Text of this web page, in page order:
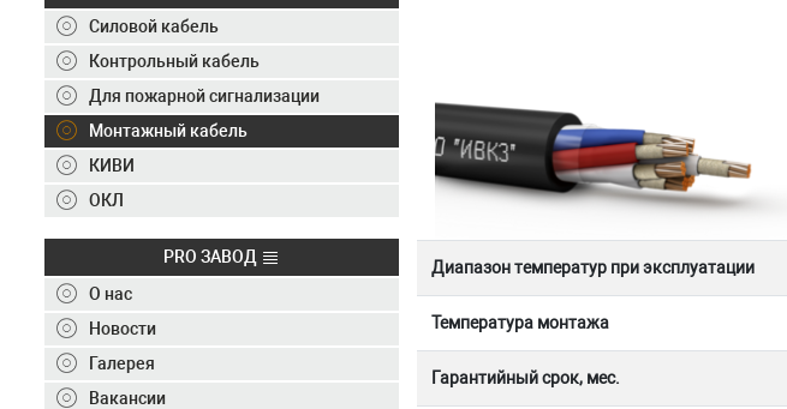
Склад
ОКЛ
Вакансии
Контакты
+7 (495) 150-40-20
Отправить заявку
+7 (495) 150-40-20
Силовой кабель
Контрольный кабель
Для пожарной сигнализации
Монтажный кабель
КИВИ
ОКЛ
PRO ЗАВОД
О нас
Новости
Галерея
Вакансии
Диапазон температур при эксплуатации
Температура монтажа
Гарантийный срок, мес.